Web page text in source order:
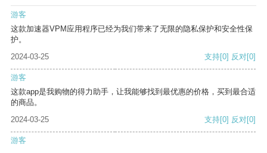
游客
这款加速器VPM应用程序已经为我们带来了无限的隐私保护和安全性保
护。
2024-03-25
支持[0] 反对[0]
游客
这款app是我购物的得力助手，让我能够找到最优惠的价格，买到最合适
的商品。
2024-03-25
支持[0] 反对[0]
游客